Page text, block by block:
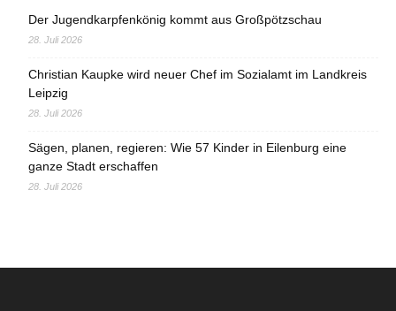
Der Jugendkarpfenkönig kommt aus Großpötzschau
28. Juli 2026
Christian Kaupke wird neuer Chef im Sozialamt im Landkreis
Leipzig
28. Juli 2026
Sägen, planen, regieren: Wie 57 Kinder in Eilenburg eine
ganze Stadt erschaffen
28. Juli 2026